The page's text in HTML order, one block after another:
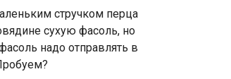
стручком перца
сухую фасоль, но
надо отправлять в